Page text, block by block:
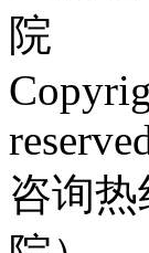
院
咨询热